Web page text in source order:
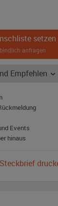
setzen
anfragen
Empfehlen
Events
hinaus